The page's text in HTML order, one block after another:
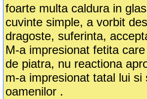
foarte multa caldura in
cuvinte simple, a vorbit
dragoste, suferinta,
M-a impresionat fetita
de piatra, nu reactiona
m-a impresionat tatal lui si
oamenilor .